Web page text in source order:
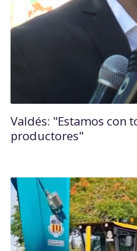
Valdés: "Estamos con
productores"